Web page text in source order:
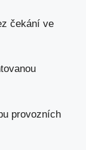
čekání ve
provozních